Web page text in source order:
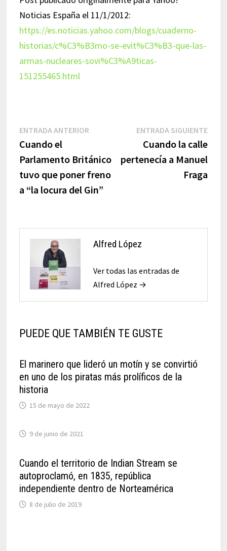
Noticias España el 11/1/2012:
https://es.noticias.yahoo.com/blogs/cuaderno-
historias/c%C3%B3mo-se-evit%C3%B3-que-las-
armas-nucleares-sovi%C3%A9ticas-
151255465.html
Navegación
de
entradas
ENTRADA ANTERIOREntrada
Cuando el
Parlamento Británico
tuvo que poner freno
a “la locura del Gin”
ENTRADA SIGUIENTE
Cuando la calle
pertenecía a Manuel
Fraga
Alfred López
Ver todas las entradas de
Alfred López →
PUEDE QUE TAMBIÉN TE GUSTE
El marinero que lideró un motín y se convirtió
en uno de los piratas más prolíficos de la
historia
15 de mayo de 2022
9 de junio de 2021
Cuando el territorio de Indian Stream se
autoproclamó, en 1835, república
independiente dentro de Norteamérica
8 de julio de 2019